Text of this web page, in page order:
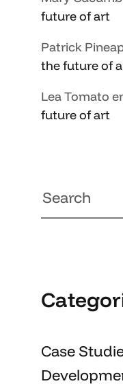
future of art
Patrick
the future of
Lea Tomato
future of art
Case